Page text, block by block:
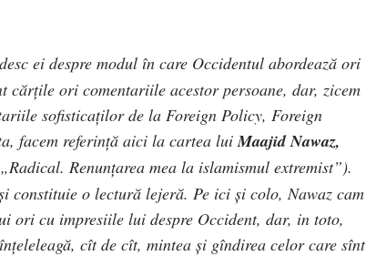
ei despre modul în care Occidentul abordează ori
cărţile ori comentariile acestor persoane, dar, zicem
sofisticaţilor de la Foreign Policy, Foreign
facem referinţă aici la cartea lui Maajid Nawaz,
Renunțarea mea la islamismul extremist”).
constituie o lectură lejeră. Pe ici şi colo, Nawaz cam
ori cu impresiile lui despre Occident, dar, in toto,
cît de cît, mintea şi gîndirea celor care sînt